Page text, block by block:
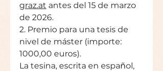
graz.at antes del 15 de marzo
de 2026.
2. Premio para una tesis de
nivel de máster (importe:
1000,00 euros).
La tesina, escrita en español,